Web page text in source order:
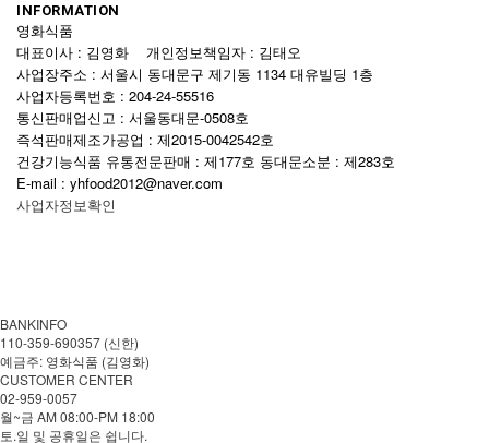
INFORMATION
영화식품
대표이사 : 김영화 개인정보책임자 : 김태오
사업장주소 : 서울시 동대문구 제기동 1134 대유빌딩 1층
사업자등록번호 : 204-24-55516
통신판매업신고 : 서울동대문-0508호
즉석판매제조가공업 : 제2015-0042542호
건강기능식품 유통전문판매 : 제177호 동대문소분 : 제283호
E-mail : yhfood2012@naver.com
사업자정보확인
BANKINFO
110-359-690357 (신한)
예금주: 영화식품 (김영화)
CUSTOMER CENTER
02-959-0057
월~금 AM 08:00-PM 18:00
토.일 및 공휴일은 쉽니다.